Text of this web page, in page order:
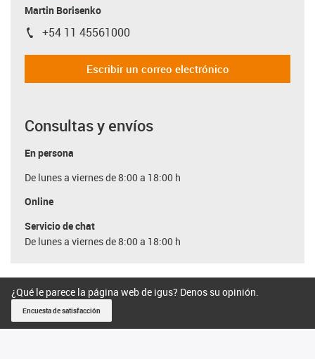
Martin Borisenko
igus-icon-phone
+54 11 45561000
Escribir un correo electrónico
Consultas y envíos
En persona
De lunes a viernes de 8:00 a 18:00 h
Online
Servicio de chat
De lunes a viernes de 8:00 a 18:00 h
¿Qué le parece la página web de igus? Denos su opinión.
Encuesta de satisfacción